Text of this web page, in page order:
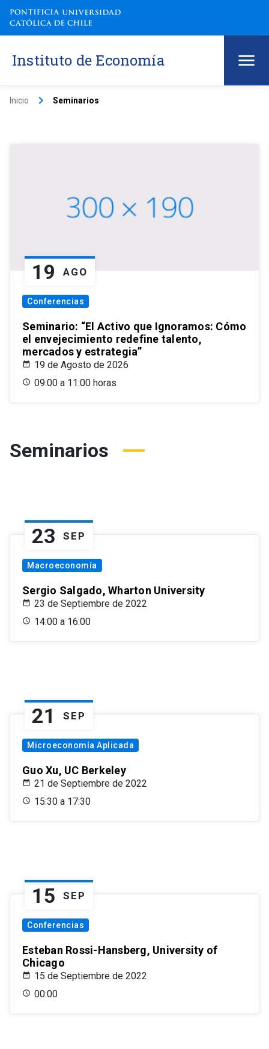
Instituto de Economía
Inicio keyboard_arrow_right Seminarios
19 AGO
Conferencias
Seminario: “El Activo que Ignoramos: Cómo
el envejecimiento redefine talento,
mercados y estrategia”
19 de Agosto de 2026
09:00 a 11:00 horas
Seminarios
23 SEP
Macroeconomía
Sergio Salgado, Wharton University
23 de Septiembre de 2022
14:00 a 16:00
21 SEP
Microeconomía Aplicada
Guo Xu, UC Berkeley
21 de Septiembre de 2022
15:30 a 17:30
15 SEP
Conferencias
Esteban Rossi-Hansberg, University of
Chicago
15 de Septiembre de 2022
00:00